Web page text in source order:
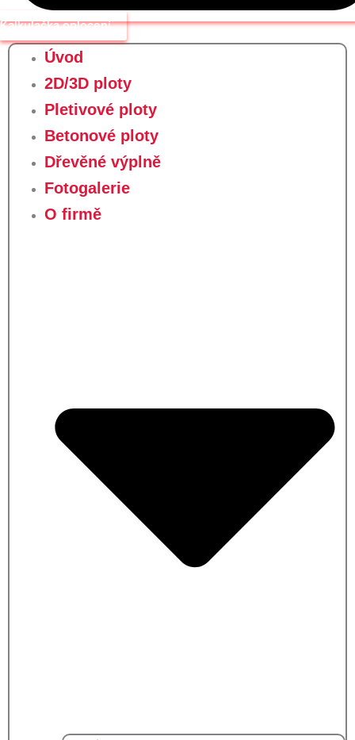
Kalkulačka oplocení
Úvod
2D/3D ploty
Pletivové ploty
Betonové ploty
Dřevěné výplně
Fotogalerie
O firmě